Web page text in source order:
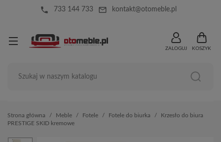
local_phone 733 144 733 mail_outline kontakt@otomeble.pl
ZALOGUJ KOSZYK
Strona główna Meble Fotele Fotele do biurka
Krzesło do biura
PRESTIGE SKID kremowe